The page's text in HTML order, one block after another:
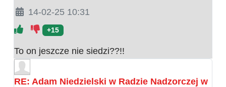
14-02-25 10:31
+15
To on jeszcze nie siedzi??!!
RE: Adam Niedzielski w Radzie Nadzorczej w